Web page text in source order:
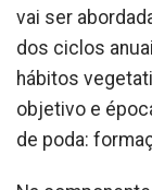
vai ser
dos ciclos
hábitos
objetivo e
de poda: